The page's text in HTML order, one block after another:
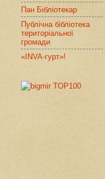
Пан Бібліотекар
Публічна бібліотека
територіальної
громади
«INVA-гурт»!